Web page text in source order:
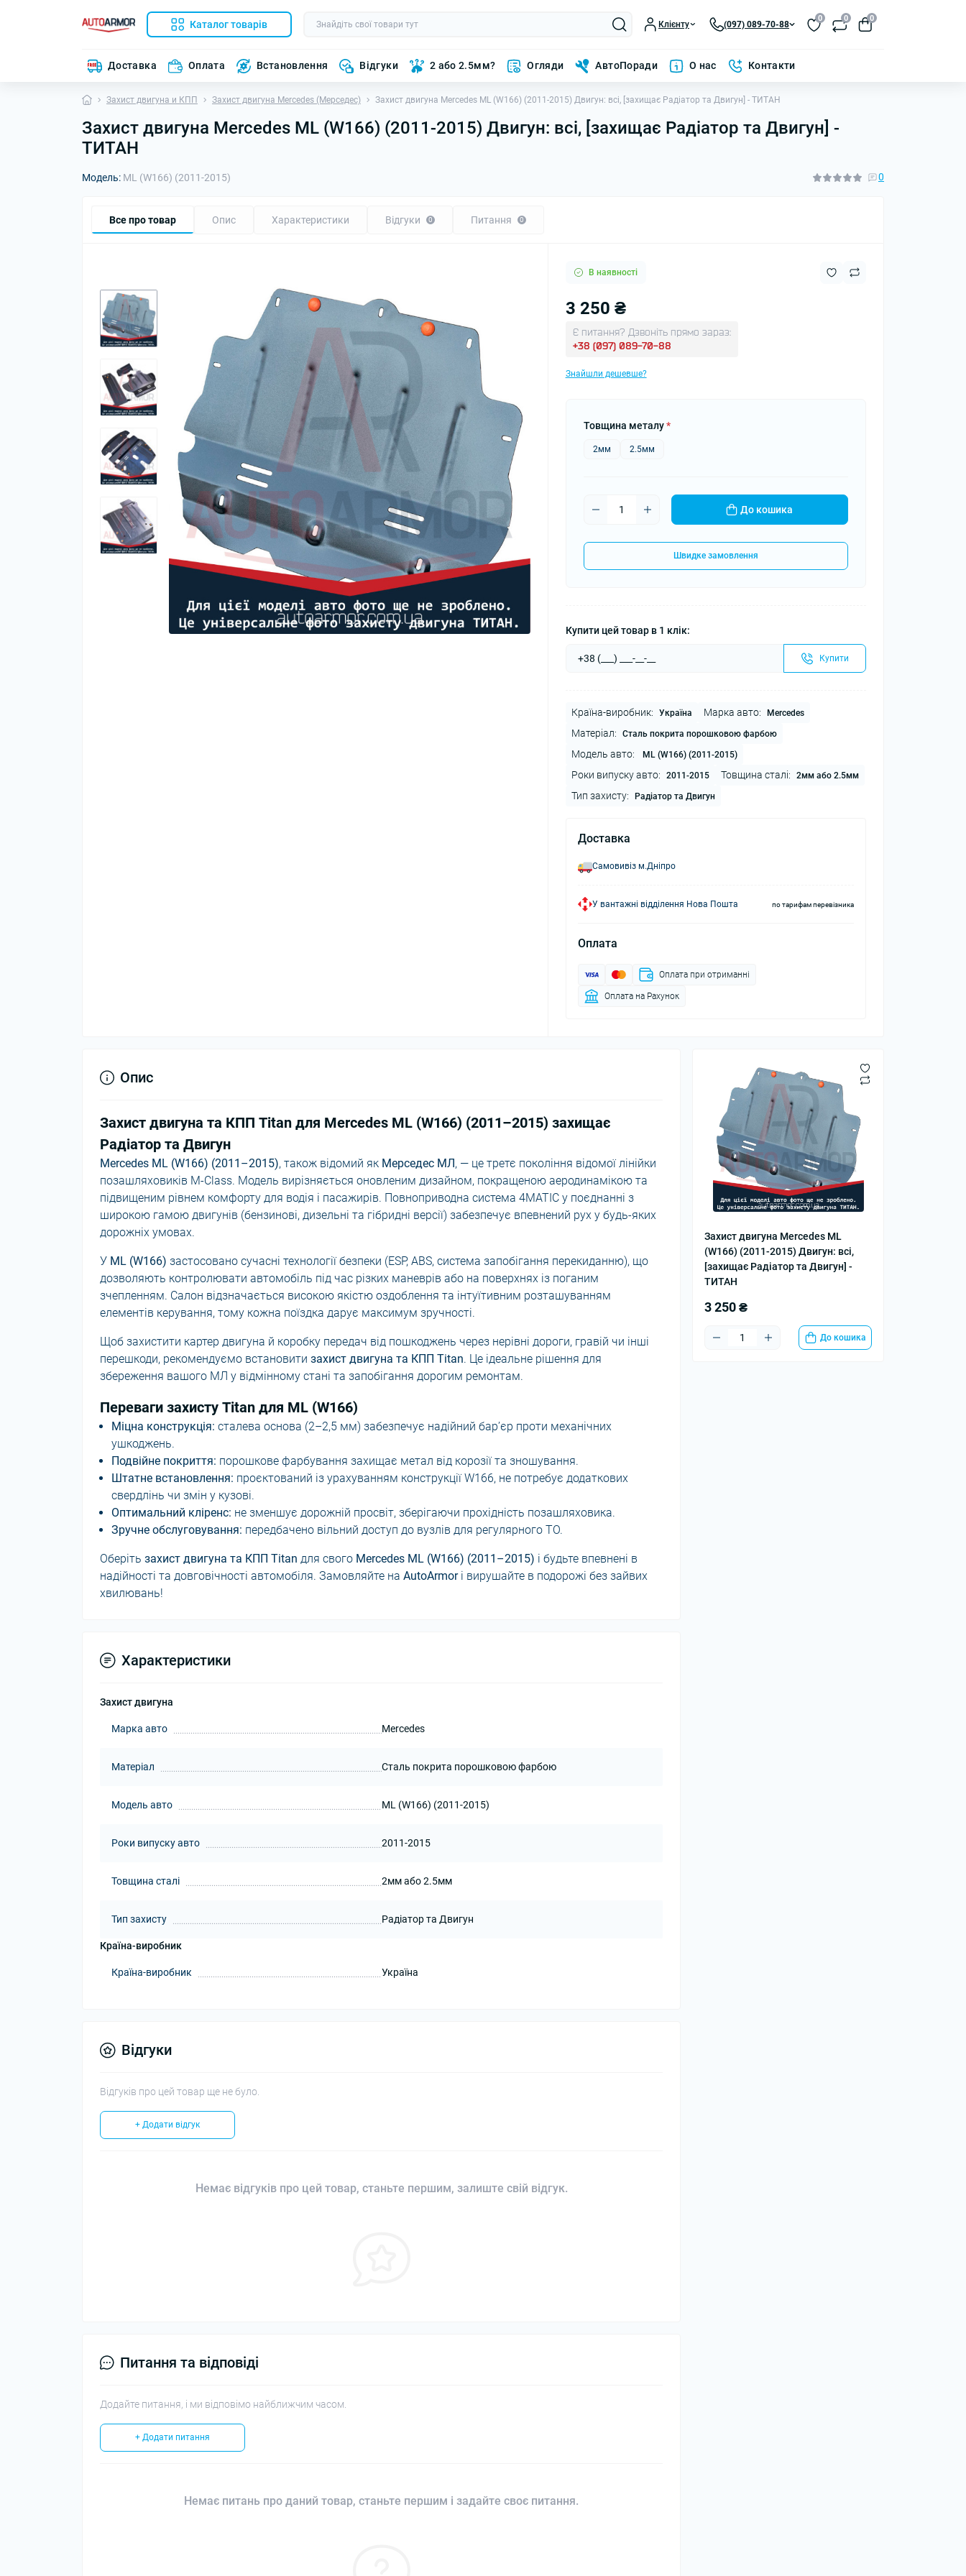
Каталог товарів Клієнту (097) 089-70-88
0 0 0
Доставка Оплата Встановлення Відгуки 2 або 2.5мм? Огляди АвтоПоради О нас Контакти
Захист двигуна и КПП Захист двигуна Mercedes (Мерседес) Захист двигуна Mercedes ML (W166) (2011-2015) Двигун: всі, [захищає Радіатор та Двигун] - ТИТАН
Захист двигуна Mercedes ML (W166) (2011-2015) Двигун: всі, [захищає Радіатор та Двигун] -
ТИТАН
Модель: ML (W166) (2011-2015) 0
Все про товар Опис Характеристики Відгуки 0 Питання 0
В наявності
3 250 ₴
Є питання? Дзвоніть прямо зараз:
+38 (097) 089-70-88
Знайшли дешевше?
Товщина металу*
2мм 2.5мм
До кошика
Швидке замовлення
Купити цей товар в 1 клік:
Купити
Країна-виробник: Україна Марка авто: Mercedes
Матеріал: Сталь покрита порошковою фарбою
Модель авто: ML (W166) (2011-2015)
Роки випуску авто: 2011-2015 Товщина сталі: 2мм або 2.5мм
Тип захисту: Радіатор та Двигун
Доставка
Самовивіз м.Дніпро
У вантажні відділення Нова Пошта по тарифам перевізника
Оплата
Оплата при отриманні
Оплата на Рахунок
Захист двигуна Mercedes ML
(W166) (2011-2015) Двигун: всі,
[захищає Радіатор та Двигун] -
ТИТАН
3 250 ₴
До кошика
Опис
Захист двигуна та КПП Titan для Mercedes ML (W166) (2011–2015) захищає
Радіатор та Двигун
Mercedes ML (W166) (2011–2015), також відомий як Мерседес МЛ, — це третє покоління відомої лінійки
позашляховиків M-Class. Модель вирізняється оновленим дизайном, покращеною аеродинамікою та
підвищеним рівнем комфорту для водія і пасажирів. Повноприводна система 4MATIC у поєднанні з
широкою гамою двигунів (бензинові, дизельні та гібридні версії) забезпечує впевнений рух у будь-яких
дорожніх умовах.
У ML (W166) застосовано сучасні технології безпеки (ESP, ABS, система запобігання перекиданню), що
дозволяють контролювати автомобіль під час різких маневрів або на поверхнях із поганим
зчепленням. Салон відзначається високою якістю оздоблення та інтуїтивним розташуванням
елементів керування, тому кожна поїздка дарує максимум зручності.
Щоб захистити картер двигуна й коробку передач від пошкоджень через нерівні дороги, гравій чи інші
перешкоди, рекомендуємо встановити захист двигуна та КПП Titan. Це ідеальне рішення для
збереження вашого МЛ у відмінному стані та запобігання дорогим ремонтам.
Переваги захисту Titan для ML (W166)
Міцна конструкція: сталева основа (2–2,5 мм) забезпечує надійний бар’єр проти механічних
ушкоджень.
Подвійне покриття: порошкове фарбування захищає метал від корозії та зношування.
Штатне встановлення: проєктований із урахуванням конструкції W166, не потребує додаткових
свердлінь чи змін у кузові.
Оптимальний кліренс: не зменшує дорожній просвіт, зберігаючи прохідність позашляховика.
Зручне обслуговування: передбачено вільний доступ до вузлів для регулярного ТО.
Оберіть захист двигуна та КПП Titan для свого Mercedes ML (W166) (2011–2015) і будьте впевнені в
надійності та довговічності автомобіля. Замовляйте на AutoArmorі вирушайте в подорожі без зайвих
хвилювань!
Характеристики
Захист двигуна
Марка авто Mercedes
Матеріал Сталь покрита порошковою фарбою
Модель авто ML (W166) (2011-2015)
Роки випуску авто 2011-2015
Товщина сталі 2мм або 2.5мм
Тип захисту Радіатор та Двигун
Країна-виробник
Країна-виробник Україна
Відгуки
Відгуків про цей товар ще не було.
+ Додати відгук
Немає відгуків про цей товар, станьте першим, залиште свій відгук.
Питання та відповіді
Додайте питання, і ми відповімо найближчим часом.
+ Додати питання
Немає питань про даний товар, станьте першим і задайте своє питання.